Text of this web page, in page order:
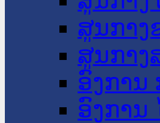
ສູນກາ
ສູນກາງ
ອົງການ
ອົງການ